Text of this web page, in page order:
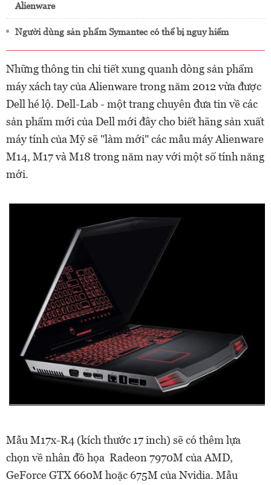
Alienware
Người dùng sản phẩm Symantec có thể bị nguy hiểm
Những thông tin chi tiết xung quanh dòng sản phẩm
máy xách tay của Alienware trong năm 2012 vừa được
Dell hé lộ. Dell-Lab - một trang chuyên đưa tin về các
sản phẩm mới của Dell mới đây cho biết hãng sản xuất
máy tính của Mỹ sẽ "làm mới" các mẫu máy Alienware
M14, M17 và M18 trong năm nay với một số tính năng
mới.
Mẫu M17x-R4 (kích thước 17 inch) sẽ có thêm lựa
chọn về nhân đồ họa Radeon 7970M của AMD,
GeForce GTX 660M hoặc 675M của Nvidia. Mẫu